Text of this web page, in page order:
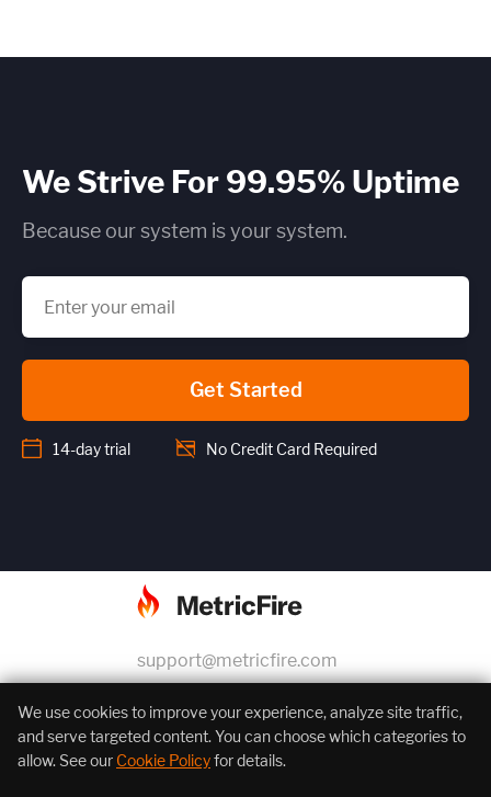
We Strive For 99.95% Uptime
Because our system is your system.
Get Started
14-day trial No Credit Card Required
support@metricfire.com
+1 (855) 206-7352
We use cookies to improve your experience, analyze site traffic,
and serve targeted content. You can choose which categories to
allow. See our Cookie Policyfor details.